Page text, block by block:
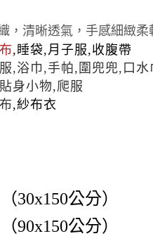
，清晰透氣，手感細緻柔
,睡袋,月子服,收腹帶
,浴巾,手帕,圍兜兜,口水
身小物,爬服
,紗布衣
30x150公分）
（90x150公分）